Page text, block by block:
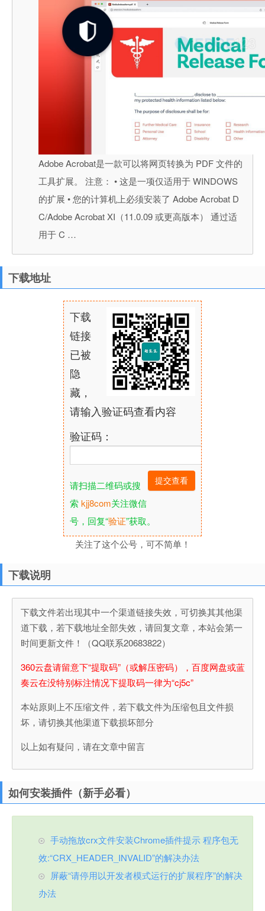
Adobe Acrobat是一款可以将网页转换为 PDF 文件的
工具扩展。 注意： • 这是一项仅适用于 WINDOWS
的扩展 • 您的计算机上必须安装了 Adobe Acrobat D
C/Adobe Acrobat XI（11.0.09 或更高版本） 通过适
用于 C …
下载地址
下载
链接
已被
隐
藏，
请输入验证码查看内容
验证码：
请扫描二维码或搜
索kjj8com关注微信
号，回复“验证”获取。
关注了这个公号，可不简单！
下载说明
下载文件若出现其中一个渠道链接失效，可切换其其他渠
道下载，若下载地址全部失效，请回复文章，本站会第一
时间更新文件！（QQ联系20683822）
360云盘请留意下“提取码”（或解压密码），百度网盘或蓝
奏云在没特别标注情况下提取码一律为“cj5c”
本站原则上不压缩文件，若下载文件为压缩包且文件损
坏，请切换其他渠道下载损坏部分
以上如有疑问，请在文章中留言
如何安装插件（新手必看）
手动拖放crx文件安装Chrome插件提示 程序包无
效:“CRX_HEADER_INVALID”的解决办法
屏蔽“请停用以开发者模式运行的扩展程序”的解决
办法